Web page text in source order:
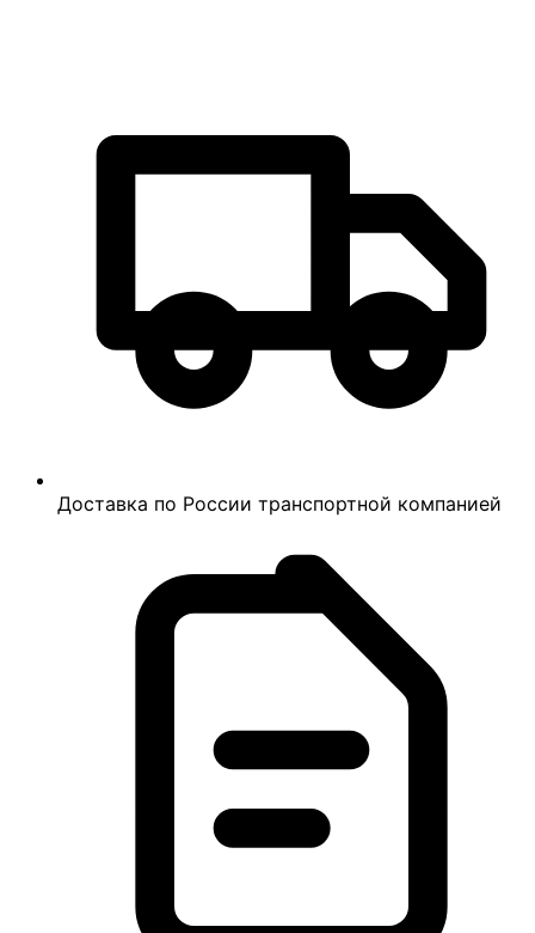
Доставка по России транспортной компанией